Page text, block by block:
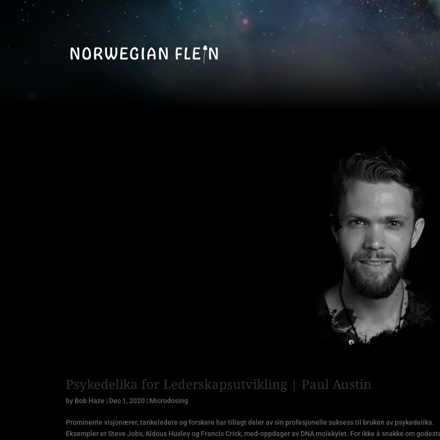
Psykedelika for Lederskapsutvikling | Paul Austin
by Bob Haze | Dec 1, 2020 | Microdosing
Prominente visjonærer, tankeledere og forskere har tillagt deler av sin profesjonelle suksess til bruken av psykedelika.
Eksempler er Steve Jobs, Aldous Huxley og Francis Crick, med-oppdager av DNA molekylet. For ikke å snakke om